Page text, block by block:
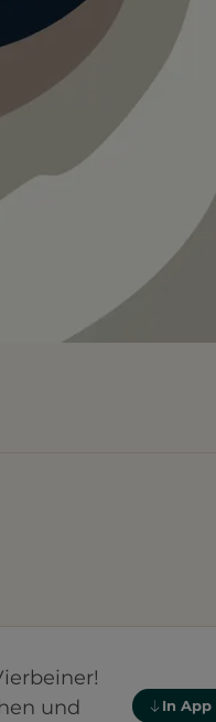
und
In App